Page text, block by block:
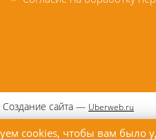
cookies, чтобы вам было
Создание сайта — Uberweb.ru